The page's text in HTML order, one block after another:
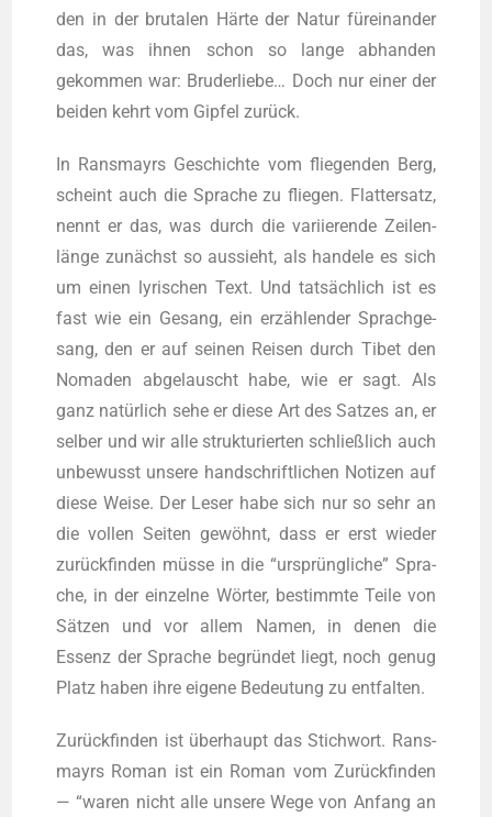
den in der bru­ta­len Här­te der Natur für­ein­an­der
das, was ihnen schon so lan­ge abhan­den
gekom­men war: Bru­der­lie­be… Doch nur einer der
bei­den kehrt vom Gip­fel zurück.
In Rans­mayrs Geschich­te vom flie­gen­den Berg,
scheint auch die Spra­che zu flie­gen. Flat­ter­satz,
nennt er das, was durch die vari­ie­ren­de Zei­len­
län­ge zunächst so aus­sieht, als han­de­le es sich
um einen lyri­schen Text. Und tat­säch­lich ist es
fast wie ein Gesang, ein erzäh­len­der Sprach­ge­
sang, den er auf sei­nen Rei­sen durch Tibet den
Noma­den abge­lauscht habe, wie er sagt. Als
ganz natür­lich sehe er die­se Art des Sat­zes an, er
sel­ber und wir alle struk­tu­rier­ten schließ­lich auch
unbe­wusst unse­re hand­schrift­li­chen Noti­zen auf
die­se Wei­se. Der Leser habe sich nur so sehr an
die vol­len Sei­ten gewöhnt, dass er erst wie­der
zurück­fin­den müs­se in die “ursprüng­li­che” Spra­
che, in der ein­zel­ne Wör­ter, bestimm­te Tei­le von
Sät­zen und vor allem Namen, in denen die
Essenz der Spra­che begrün­det liegt, noch genug
Platz haben ihre eige­ne Bedeu­tung zu entfalten.
Zurück­fin­den ist über­haupt das Stich­wort. Rans­
mayrs Roman ist ein Roman vom Zurück­fin­den
— “waren nicht alle unse­re Wege von Anfang an